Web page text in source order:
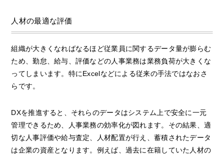
人材の最適な評価
組織が大きくなればなるほど従業員に関するデータ量が膨らむ
ため、勤怠、給与、評価などの人事業務は業務負荷が大きくな
ってしまいます。特にExcelなどによる従来の手法ではなおさ
らです。
DXを推進すると、それらのデータはシステム上で安全に一元
管理できるため、人事業務の効率化が図れます。その結果、適
切な人事評価や給与査定、人材配置が行え、蓄積されたデータ
は企業の資産となります。例えば、過去に在籍していた人材の